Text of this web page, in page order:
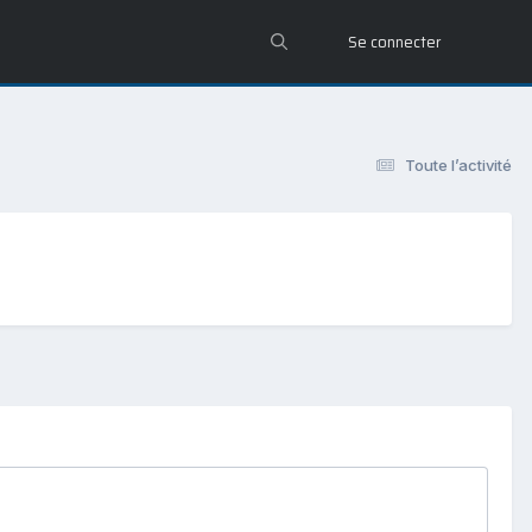
Se connecter
Toute l’activité